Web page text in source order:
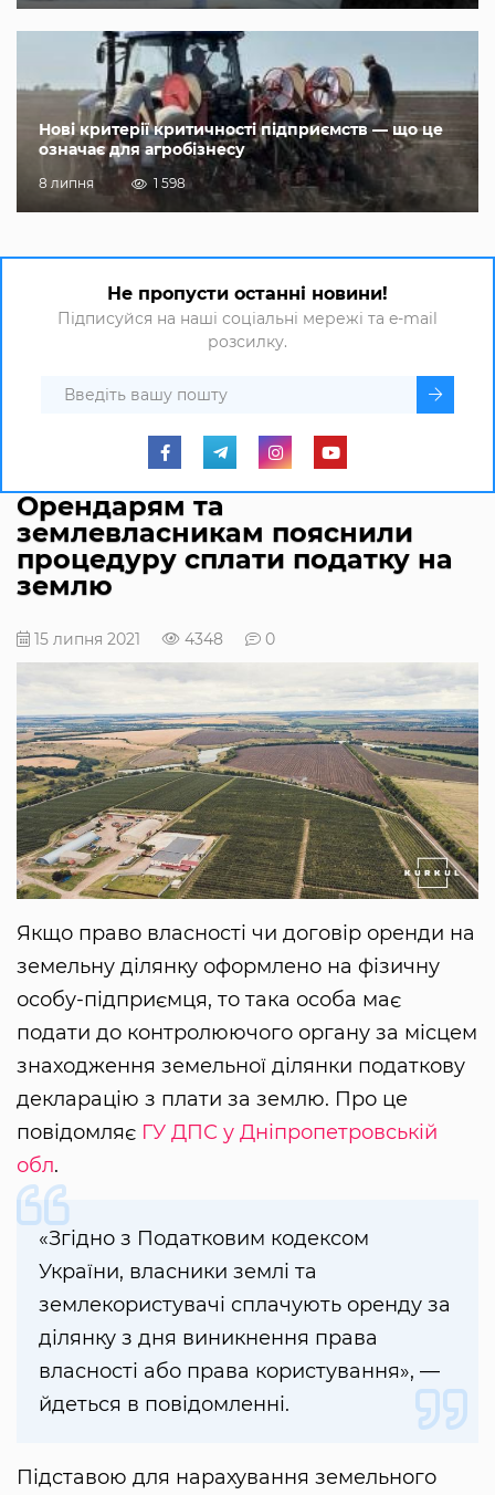
Нові критерії критичності підприємств — що це
означає для агробізнесу
8 липня 1 598
Не пропусти останні новини!
Підписуйся на наші соціальні мережі та e-mail
розсилку.
Орендарям та
землевласникам пояснили
процедуру сплати податку на
землю
15 липня 2021 4348 0
Якщо право власності чи договір оренди на
земельну ділянку оформлено на фізичну
особу-підприємця, то така особа має
подати до контролюючого органу за місцем
знаходження земельної ділянки податкову
декларацію з плати за землю. Про це
повідомляє ГУ ДПС у Дніпропетровській
обл.
«Згідно з Податковим кодексом
України, власники землі та
землекористувачі сплачують оренду за
ділянку з дня виникнення права
власності або права користування», —
йдеться в повідомленні.
Підставою для нарахування земельного